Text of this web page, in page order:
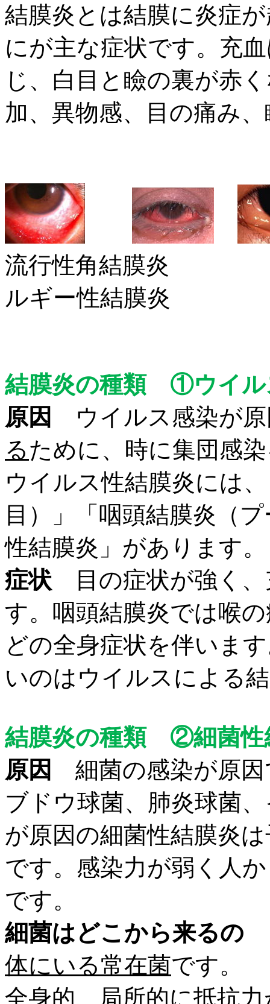
結膜炎とは結膜に炎症
にが主な症状です。充
じ、白目と瞼の裏が赤
加、異物感、目の痛み
流行性角結膜
ルギー性結膜炎
結膜炎の種類 ①ウイル
原因
ウイルス感染が原
るために、時に集団感
ウイルス性結膜炎には
目）」「咽頭結膜炎（
性結膜炎」があります。
症状 目の症状が強く、
す。咽頭結膜炎では喉の
どの全身症状を伴いま
いのはウイルスによる
結膜炎の種類 ②細菌性
原因
細菌の感染が原因
ブドウ球菌、肺炎球菌
が原因の細菌性結膜炎
です。感染力が弱く人
です。
細菌はどこから来るの
体にいる常在菌です。
全身的、局所的に抵抗